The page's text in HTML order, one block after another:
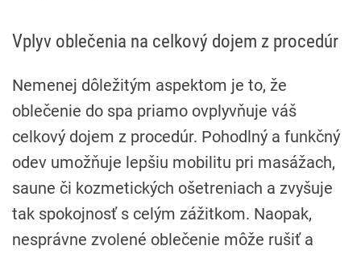
Vplyv oblečenia na celkový dojem z procedúr
Nemenej dôležitým aspektom je to, že
oblečenie do spa priamo ovplyvňuje váš
celkový dojem z procedúr. Pohodlný a funkčný
odev umožňuje lepšiu mobilitu pri masážach,
saune či kozmetických ošetreniach a zvyšuje
tak spokojnosť s celým zážitkom. Naopak,
nesprávne zvolené oblečenie môže rušiť a